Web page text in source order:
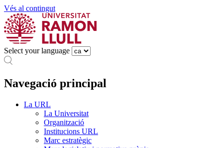
Vés al contingut
Select your language
Navegació principal
La URL
La Universitat
Organització
Institucions URL
Marc estratègic